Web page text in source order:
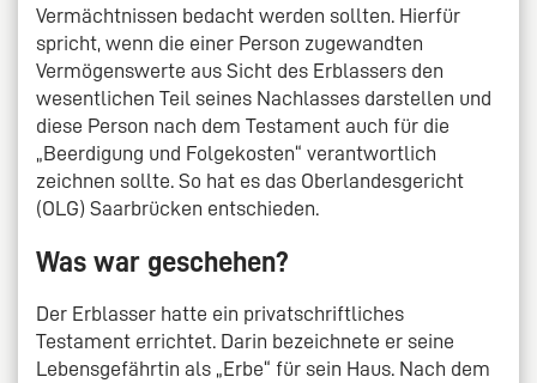
Vermächtnissen bedacht werden sollten. Hierfür
spricht, wenn die einer Person zugewandten
Vermögenswerte aus Sicht des Erblassers den
wesentlichen Teil seines Nachlasses darstellen und
diese Person nach dem Testament auch für die
„Beerdigung und Folgekosten“ verantwortlich
zeichnen sollte. So hat es das Oberlandesgericht
(OLG) Saarbrücken entschieden.
Was war geschehen?
Der Erblasser hatte ein privatschriftliches
Testament errichtet. Darin bezeichnete er seine
Lebensgefährtin als „Erbe“ für sein Haus. Nach dem